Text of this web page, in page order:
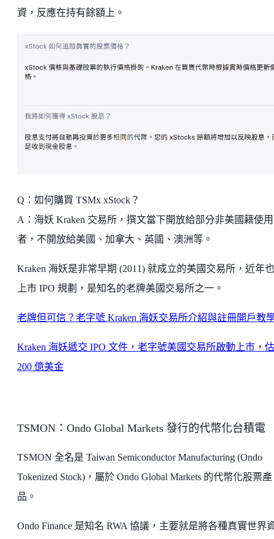
資，反應在持有餘額上。
Q：如何購買 TSMx xStock？
A：海妖 Kraken 交易所，撰文當下開放給部分非美國籍使用
者，不開放給美國、加拿大、英國、澳洲等。
Kraken 海妖是非常早期 (2011) 就成立的美國交易所，近年
上市 IPO 規劃，是知名的老牌美國交易所之一。
老牌但可信？老字號 Kraken 海妖交易所介紹與註冊開戶教
Kraken 海妖遞交 IPO 文件，老字號美國交易所啟動上市，
200 億美金
TSMON：Ondo Global Markets 發行的代幣化台積電
TSMON 全名是 Taiwan Semiconductor Manufacturing (Ondo
Tokenized Stock)，屬於 Ondo Global Markets 的代幣化股票產
品。
Ondo Finance 是知名 RWA 協議，主要就是將各種真實世界